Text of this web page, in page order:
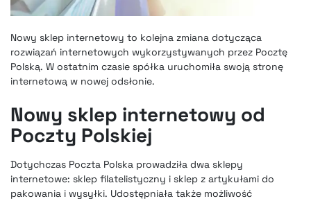
Nowy sklep internetowy to kolejna zmiana dotycząca
rozwiązań internetowych wykorzystywanych przez Pocztę
Polską. W ostatnim czasie spółka uruchomiła swoją stronę
internetową w nowej odsłonie.
Nowy sklep internetowy od
Poczty Polskiej
Dotychczas Poczta Polska prowadziła dwa sklepy
internetowe: sklep filatelistyczny i sklep z artykułami do
pakowania i wysyłki. Udostępniała także możliwość